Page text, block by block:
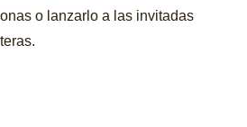
o lanzarlo a las invitadas